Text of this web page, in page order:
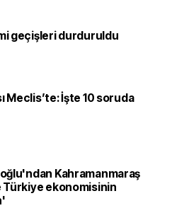
geçişleri durduruldu
Meclis’te: İşte 10 soruda
Kahramanmaraş
Türkiye ekonomisinin